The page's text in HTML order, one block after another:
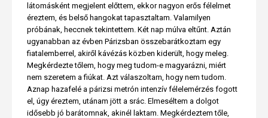
látomásként megjelent előttem, ekkor nagyon erős félelmet
éreztem, és belső hangokat tapasztaltam. Valamilyen
próbának, heccnek tekintettem. Két nap múlva eltűnt. Aztán
ugyanabban az évben Párizsban összebarátkoztam egy
fiatalemberrel, akiről kávézás közben kiderült, hogy meleg.
Megkérdezte tőlem, hogy meg tudom-e magyarázni, miért
nem szeretem a fiúkat. Azt válaszoltam, hogy nem tudom.
Aznap hazafelé a párizsi metrón intenzív félelemérzés fogott
el, úgy éreztem, utánam jött a srác. Elmeséltem a dolgot
idősebb jó barátomnak, akinél laktam. Megkérdeztem tőle,